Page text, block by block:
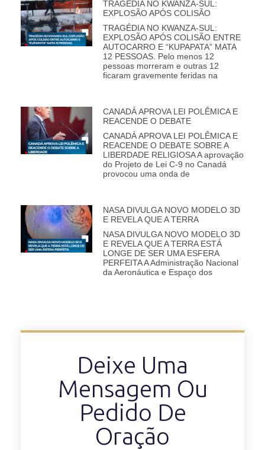
TRAGÉDIA NO KWANZA-SUL:
EXPLOSÃO APÓS COLISÃO
TRAGÉDIA NO KWANZA-SUL:
EXPLOSÃO APÓS COLISÃO ENTRE
AUTOCARRO E “KUPAPATA” MATA
12 PESSOAS. Pelo menos 12
pessoas morreram e outras 12
ficaram gravemente feridas na
CANADÁ APROVA LEI POLÊMICA E
REACENDE O DEBATE
CANADÁ APROVA LEI POLÊMICA E
REACENDE O DEBATE SOBRE A
LIBERDADE RELIGIOSA A aprovação
do Projeto de Lei C-9 no Canadá
provocou uma onda de
NASA DIVULGA NOVO MODELO 3D
E REVELA QUE A TERRA
NASA DIVULGA NOVO MODELO 3D
E REVELA QUE A TERRA ESTÁ
LONGE DE SER UMA ESFERA
PERFEITA A Administração Nacional
da Aeronáutica e Espaço dos
Deixe Uma
Mensagem Ou
Pedido De
Oração